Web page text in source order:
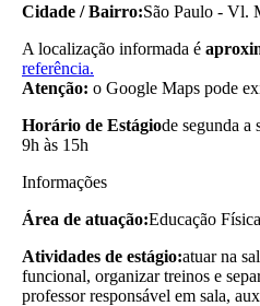
Cidade / Bairro:São Paulo - Vl.
A localização informada é
referência.
Atenção: o Google Maps pode
Horário de Estágiode segunda a
9h às 15h
Informações
Área de atuação:Educação Física
Atividades de estágio:atuar na
funcional, organizar treinos e
professor responsável em sala,